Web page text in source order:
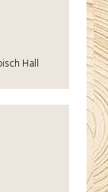
Hall